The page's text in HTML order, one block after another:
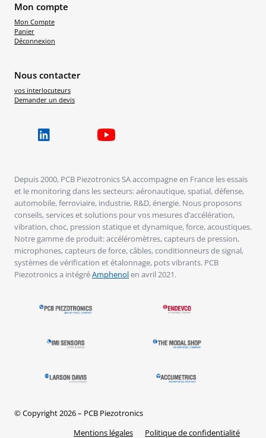
Mon compte
Mon Compte
Panier
Déconnexion
Nous contacter
vos interlocuteurs
Demander un devis
Depuis 2000, PCB Piezotronics SA accompagne en France les essais
et le monitoring dans les secteurs: aéronautique, spatial, défense,
automobile, ferroviaire, industrie, R&D, énergie. Nous proposons
conseils, services et solutions pour vos mesures d’accélération,
vibration, choc, pression statique et dynamique, force, acoustiques.
Notre gamme de produit: accéléromètres, capteurs de pression,
microphones, capteurs de force, câbles, conditionneurs de signal,
systèmes de vérification et étalonnage, pots vibrants. PCB
Piezotronics a intégréAmphenolen avril 2021.
© Copyright 2026 – PCB Piezotronics
Mentions légales
Politique de confidentialité